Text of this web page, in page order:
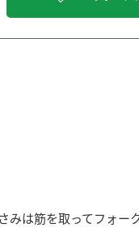
みは筋を取ってフォー